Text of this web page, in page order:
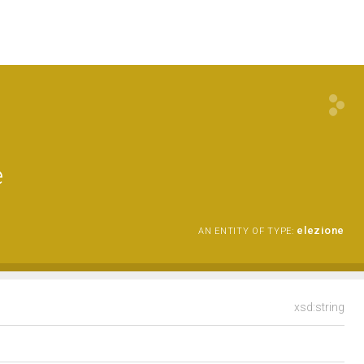
AN ENTITY OF TYPE: elezione
xsd:string